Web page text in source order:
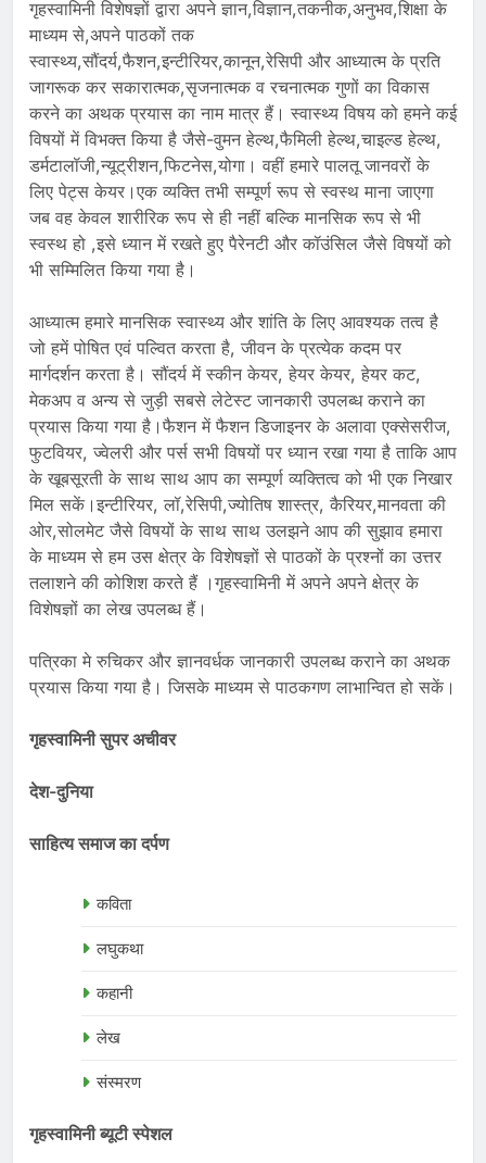
गृहस्वामिनी विशेषज्ञों द्वारा अपने ज्ञान,विज्ञान,तकनीक,अनुभव,शिक्षा के
माध्यम से,अपने पाठकों तक
स्वास्थ्य,सौंदर्य,फैशन,इन्टीरियर,कानून,रेसिपी और आध्यात्म के प्रति
जागरूक कर सकारात्मक,सृजनात्मक व रचनात्मक गुणों का विकास
करने का अथक प्रयास का नाम मात्र हैं। स्वास्थ्य विषय को हमने कई
विषयों में विभक्त किया है जैसे-वुमन हेल्थ,फैमिली हेल्थ,चाइल्ड हेल्थ,
डर्मटालॉजी,न्यूट्रीशन,फिटनेस,योगा। वहीं हमारे पालतू जानवरों के
लिए पेट्स केयर।एक व्यक्ति तभी सम्पूर्ण रूप से स्वस्थ माना जाएगा
जब वह केवल शारीरिक रूप से ही नहीं बल्कि मानसिक रूप से भी
स्वस्थ हो ,इसे ध्यान में रखते हुए पैरेनटी और कॉउंसिल जैसे विषयों को
भी सम्मिलित किया गया है।
आध्यात्म हमारे मानसिक स्वास्थ्य और शांति के लिए आवश्यक तत्व है
जो हमें पोषित एवं पल्वित करता है, जीवन के प्रत्येक कदम पर
मार्गदर्शन करता है। सौंदर्य में स्कीन केयर, हेयर केयर, हेयर कट,
मेकअप व अन्य से जुड़ी सबसे लेटेस्ट जानकारी उपलब्ध कराने का
प्रयास किया गया है।फैशन में फैशन डिजाइनर के अलावा एक्सेसरीज,
फुटवियर, ज्वेलरी और पर्स सभी विषयों पर ध्यान रखा गया है ताकि आप
के खूबसूरती के साथ साथ आप का सम्पूर्ण व्यक्तित्व को भी एक निखार
मिल सकें।इन्टीरियर, लॉ,रेसिपी,ज्योतिष शास्त्र, कैरियर,मानवता की
ओर,सोलमेट जैसे विषयों के साथ साथ उलझने आप की सुझाव हमारा
के माध्यम से हम उस क्षेत्र के विशेषज्ञों से पाठकों के प्रश्नों का उत्तर
तलाशने की कोशिश करते हैं ।गृहस्वामिनी में अपने अपने क्षेत्र के
विशेषज्ञों का लेख उपलब्ध हैं।
पत्रिका मे रुचिकर और ज्ञानवर्धक जानकारी उपलब्ध कराने का अथक
प्रयास किया गया है। जिसके माध्यम से पाठकगण लाभान्वित हो सकें।
गृहस्वामिनी सुपर अचीवर
देश-दुनिया
साहित्य समाज का दर्पण
कविता
लघुकथा
कहानी
लेख
संस्मरण
गृहस्वामिनी ब्यूटी स्पेशल